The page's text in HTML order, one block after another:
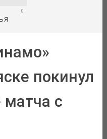
0
покинул
матча с